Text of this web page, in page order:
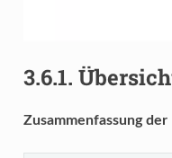
3.6.1.
Zusammenfassung der